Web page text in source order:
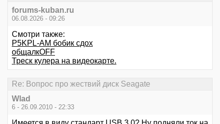
forums-kuban.ru
06.08.2026 - 09:26
Смотри также:
P5KPL-AM бобик сдох
общалкOFF
Треск кулера на видеокарте.
Re: Вопрос про жествий диск Seagate
Wlad
6 - 26.09.2010 - 22:33